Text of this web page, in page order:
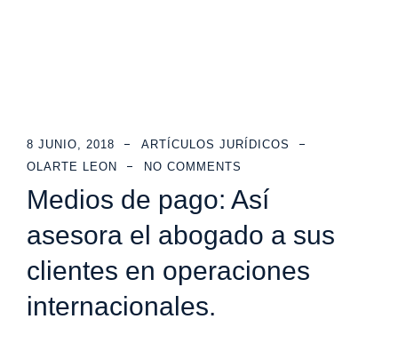
8 JUNIO, 2018
ARTÍCULOS JURÍDICOS
OLARTE LEON
NO COMMENTS
Medios de pago: Así
asesora el abogado a sus
clientes en operaciones
internacionales.